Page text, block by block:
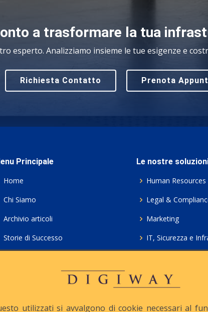
a trasformare la tua
esperto. Analizziamo insieme le tue esigenze e
Richiesta Contatto Prenota
Principale
Home
Chi Siamo
Archivio articoli
Storie di Successo
Le nostre
Human Resources
Legal &
Marketing
IT, Sicurezza e
Consulenza ICT e
utilizzati si avvalgono di cookie necessari al